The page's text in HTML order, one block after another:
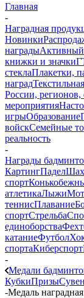
Главная
-
Наградная
Новинки
награды
книжки и значки
стеклаПлакетки,
наград
России, регионов,
мероприятия
игрыОбразование
войскСемейные
реальность
-
Награды
КартингПадел
спорт
атлетикаЛыжи
теннисПлавание
спортСтрельба
единоборства
катаниеФутбол
спортаКиберспорт
-
Медали
КубкиПризы
-Медаль